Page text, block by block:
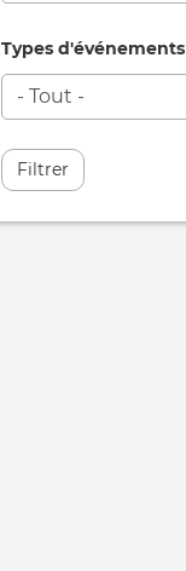
Types d'événements
Filtrer